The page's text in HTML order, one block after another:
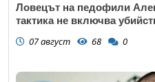
Ловецът на педофили
тактика не включва
07 август 68 0